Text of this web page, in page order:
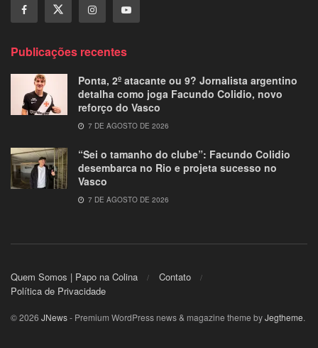
Publicações recentes
Ponta, 2º atacante ou 9? Jornalista argentino
detalha como joga Facundo Colidio, novo
reforço do Vasco
7 DE AGOSTO DE 2026
“Sei o tamanho do clube”: Facundo Colidio
desembarca no Rio e projeta sucesso no
Vasco
7 DE AGOSTO DE 2026
Quem Somos | Papo na Colina
Contato
Política de Privacidade
© 2026 JNews- Premium WordPress news & magazine theme byJegtheme.